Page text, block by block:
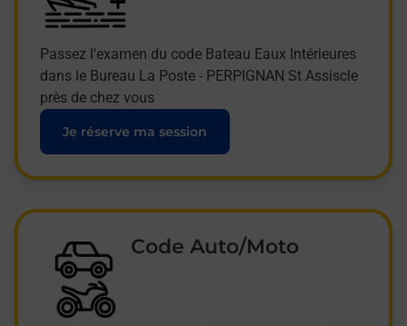
Passez l'examen du code Bateau Eaux Intérieures
dans le Bureau La Poste - PERPIGNAN St Assiscle
près de chez vous
Je réserve ma session
Code Auto/Moto